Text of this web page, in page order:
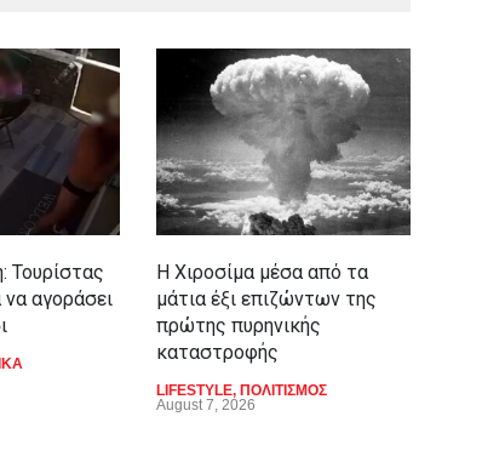
Τουρίστας
να αγοράσει
Η Χιροσίμα μέσα από τα
μάτια έξι επιζώντων της
πρώτης πυρηνικής
καταστροφής
LIFESTYLE, ΠΟΛΙΤΙΣΜΟΣ
August 7, 2026